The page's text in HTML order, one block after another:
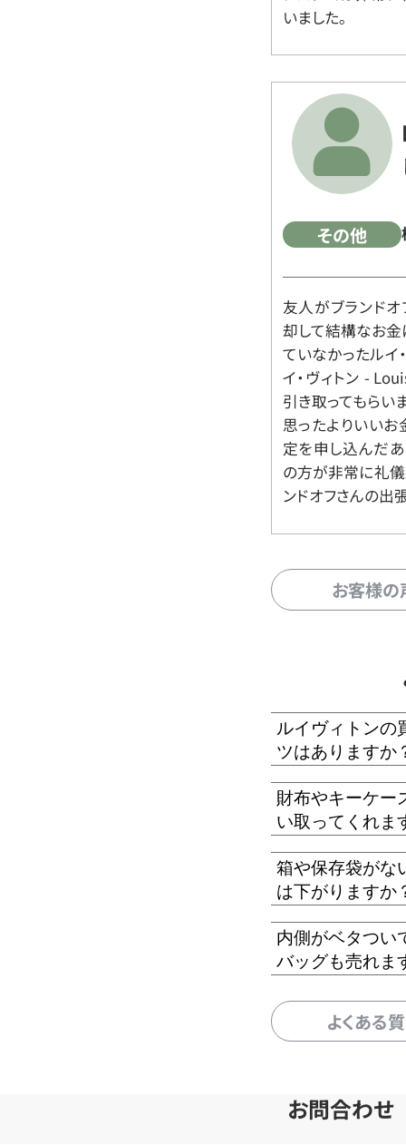
いました。
その他
友人がブランド
却して結構なお金
ていなかったルイ
イ・ヴィトン -
引き取ってもらい
思ったよりいいお
定を申し込んだ
の方が非常に礼儀
ンドオフさんの出
お客様
ルイヴィトンの
ツはありますか
財布やキーケー
い取ってくれま
箱や保存袋がな
は下がりますか
内側がベタつい
バッグも売れま
よくある
お問合わせ